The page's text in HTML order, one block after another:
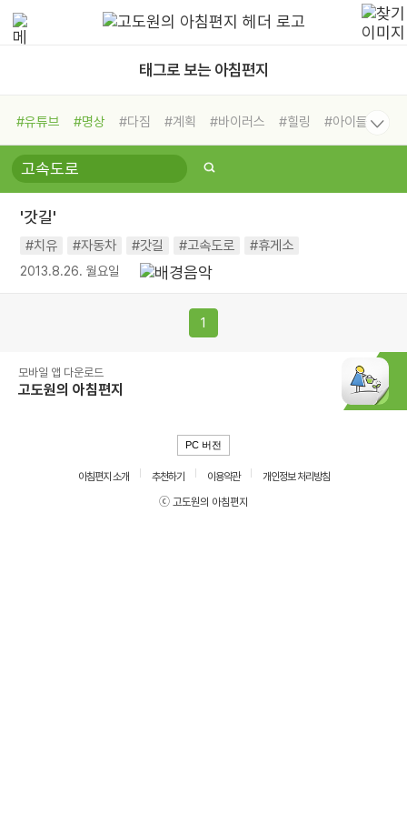
태그로 보는 아침편지
#유튜브 #명상 #다짐 #계획 #바이러스 #힐링
#아이들
#비전캠프
#독서캠프 #삶
#희망
#나눔 #친구 #링컨학교
#독서
'갓길'
#치유 #자동차 #갓길 #고속도로 #휴게소
2013.8.26. 월요일
1
모바일 앱 다운로드
고도원의 아침편지
PC 버전
아침편지 소개 추천하기 이용약관
개인정보 처리방침
ⓒ 고도원의 아침편지